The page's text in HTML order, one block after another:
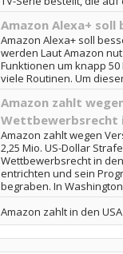
Amazon Alexa+ soll
Amazon Alexa+ soll
werden Laut Amazon
Funktionen um knapp
viele Routinen. Um
Amazon zahlt
Wettbewerbsrecht
Amazon zahlt wegen
2,25 Mio. US-Dollar
Wettbewerbsrecht in den
entrichten und sein
begraben. In
Amazon zahlt in den